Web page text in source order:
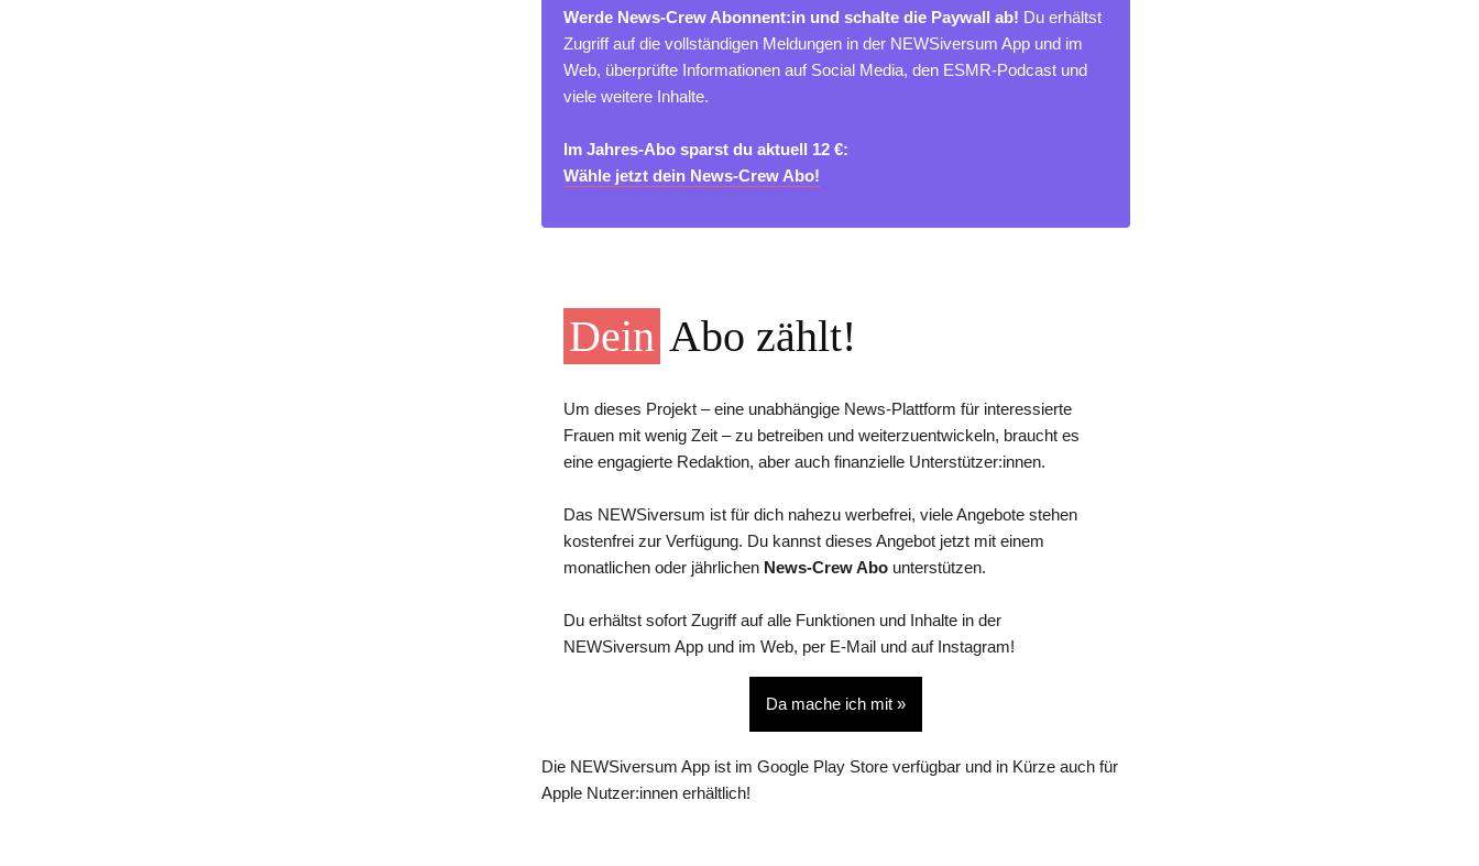
Werde News-Crew Abonnent:in und schalte die Paywall ab! Du erhältst
Zugriff auf die vollständigen Meldungen in der NEWSiversum App und im
Web, überprüfte Informationen auf Social Media, den ESMR-Podcast und
viele weitere Inhalte.
Im Jahres-Abo sparst du aktuell 12 €:
Wähle jetzt dein News-Crew Abo!
Dein Abo zählt!
Um dieses Projekt – eine unabhängige News-Plattform für interessierte
Frauen mit wenig Zeit – zu betreiben und weiterzuentwickeln, braucht es
eine engagierte Redaktion, aber auch finanzielle Unterstützer:innen.
Das NEWSiversum ist für dich nahezu werbefrei, viele Angebote stehen
kostenfrei zur Verfügung. Du kannst dieses Angebot jetzt mit einem
monatlichen oder jährlichen News-Crew Abo unterstützen.
Du erhältst sofort Zugriff auf alle Funktionen und Inhalte in der
NEWSiversum App und im Web, per E-Mail und auf Instagram!
Da mache ich mit »
Die NEWSiversum App ist im Google Play Store verfügbar und in Kürze auch für
Apple Nutzer:innen erhältlich!